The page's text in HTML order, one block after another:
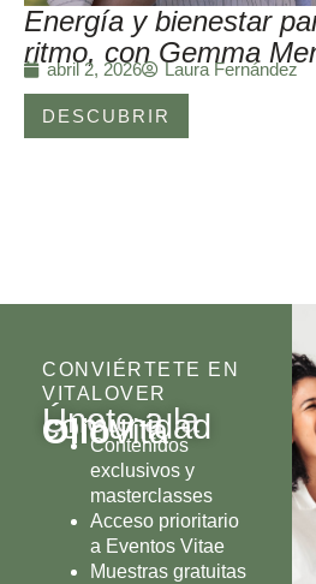
Energía y bienestar
ritmo, con Gemma
abril 2, 2026 Laura Fernández
DESCUBRIR
CONVIÉRTETE EN
VITALOVER
Únete a la
comunidad
OlioVita
Contenidos
exclusivos y
masterclasses
Acceso prioritario
a Eventos Vitae
Muestras gratuitas